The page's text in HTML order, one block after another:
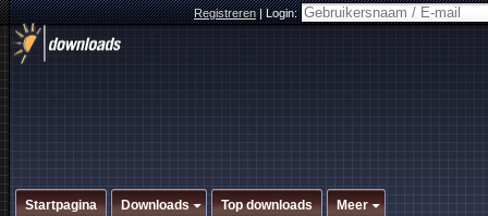
Registreren|Login:
Startpagina Downloads Top downloads Meer